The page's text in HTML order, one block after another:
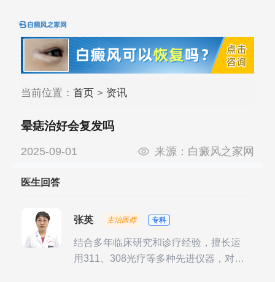
当前位置： 首页> 资讯
晕痣治好会复发吗
2025-09-01 来源： 白癜风之家网
医生回答
张英 主治医师 专科
结合多年临床研究和诊疗经验，擅长运
用311、308光疗等多种先进仪器，对不